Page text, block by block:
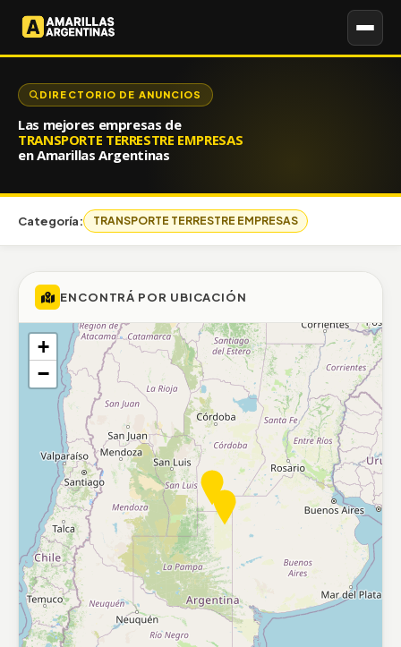
DIRECTORIO DE ANUNCIOS
Las mejores empresas de
TRANSPORTE TERRESTRE EMPRESAS
en Amarillas Argentinas
Categoría: TRANSPORTE TERRESTRE EMPRESAS
ENCONTRÁ POR UBICACIÓN
+
−